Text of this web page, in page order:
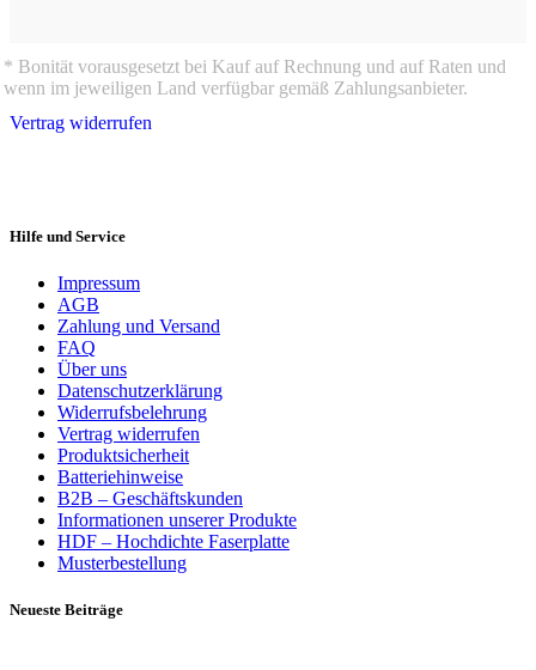
* Bonität vorausgesetzt bei Kauf auf Rechnung und auf Raten und
wenn im jeweiligen Land verfügbar gemäß Zahlungsanbieter.
Vertrag widerrufen
Hilfe und Service
Impressum
AGB
Zahlung und Versand
FAQ
Über uns
Datenschutzerklärung
Widerrufsbelehrung
Vertrag widerrufen
Produktsicherheit
Batteriehinweise
B2B – Geschäftskunden
Informationen unserer Produkte
HDF – Hochdichte Faserplatte
Musterbestellung
Neueste Beiträge